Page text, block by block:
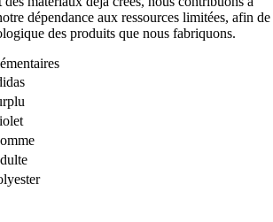
dépendance aux ressources limitées, afin de
des produits que nous fabriquons.